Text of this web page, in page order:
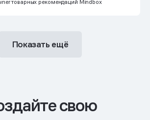
товарных рекомендаций Mindbox
Показать ещё
свою